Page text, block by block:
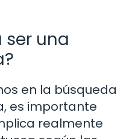
ser una
en la búsqueda
es importante
realmente